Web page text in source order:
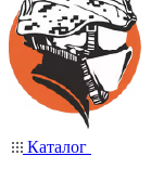
Каталог